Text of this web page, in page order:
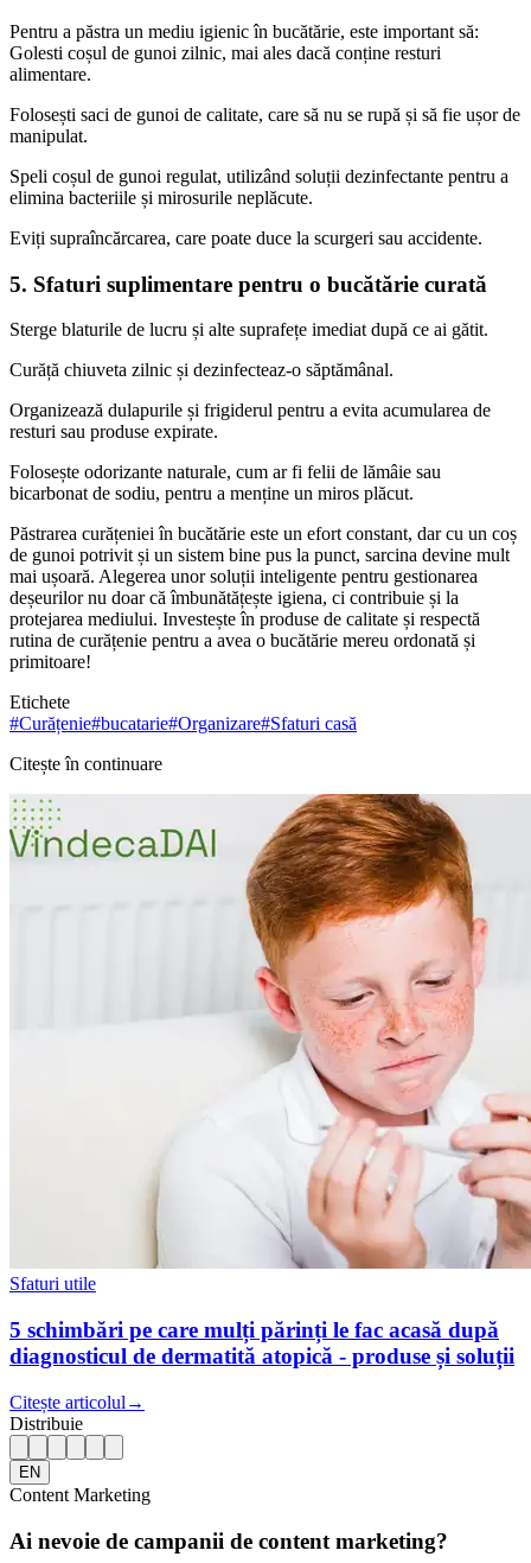
Pentru a păstra un mediu igienic în bucătărie, este important să:
Golesti coșul de gunoi zilnic, mai ales dacă conține resturi
alimentare.
Folosești saci de gunoi de calitate, care să nu se rupă și să fie ușor de
manipulat.
Speli coșul de gunoi regulat, utilizând soluții dezinfectante pentru a
elimina bacteriile și mirosurile neplăcute.
Eviți supraîncărcarea, care poate duce la scurgeri sau accidente.
5. Sfaturi suplimentare pentru o bucătărie curată
Sterge blaturile de lucru și alte suprafețe imediat după ce ai gătit.
Curăță chiuveta zilnic și dezinfecteaz-o săptămânal.
Organizează dulapurile și frigiderul pentru a evita acumularea de
resturi sau produse expirate.
Folosește odorizante naturale, cum ar fi felii de lămâie sau
bicarbonat de sodiu, pentru a menține un miros plăcut.
Păstrarea curățeniei în bucătărie este un efort constant, dar cu un coș
de gunoi potrivit și un sistem bine pus la punct, sarcina devine mult
mai ușoară. Alegerea unor soluții inteligente pentru gestionarea
deșeurilor nu doar că îmbunătățește igiena, ci contribuie și la
protejarea mediului. Investește în produse de calitate și respectă
rutina de curățenie pentru a avea o bucătărie mereu ordonată și
primitoare!
Etichete
#Curățenie#bucatarie#Organizare#Sfaturi casă
Citește în continuare
Sfaturi utile
5 schimbări pe care mulți părinți le fac acasă după
diagnosticul de dermatită atopică - produse și soluții
Citește articolul →
Distribuie
EN
Content Marketing
Ai nevoie de campanii de content marketing?